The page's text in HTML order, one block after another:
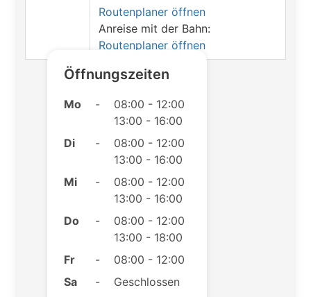
Routenplaner öffnen
Anreise mit der Bahn:
Routenplaner öffnen
Öffnungszeiten
Mo -
08:00 - 12:00
13:00 - 16:00
Di
-
08:00 - 12:00
13:00 - 16:00
Mi
-
08:00 - 12:00
13:00 - 16:00
Do
-
08:00 - 12:00
13:00 - 18:00
Fr
-
08:00 - 12:00
Sa
-
Geschlossen